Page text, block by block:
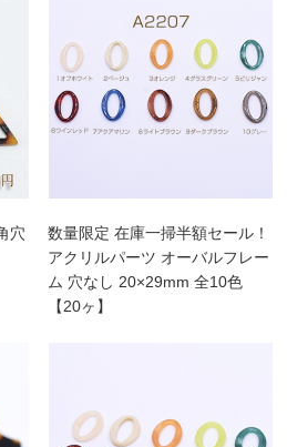
穴
数量限定 在庫一掃半額セール！
アクリルパーツ オーバルフレー
ム 穴なし 20×29mm 全10色
【20ヶ】